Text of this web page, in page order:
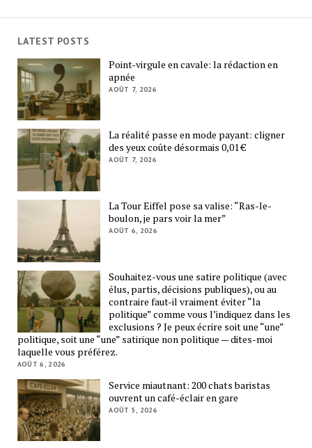
LATEST POSTS
Point-virgule en cavale: la rédaction en
apnée
AOÛT 7, 2026
La réalité passe en mode payant: cligner
des yeux coûte désormais 0,01 €
AOÛT 7, 2026
La Tour Eiffel pose sa valise: “Ras-le-
boulon, je pars voir la mer”
AOÛT 6, 2026
Souhaitez-vous une satire politique (avec
élus, partis, décisions publiques), ou au
contraire faut-il vraiment éviter “la
politique” comme vous l’indiquez dans les
exclusions ? Je peux écrire soit une “une”
politique, soit une “une” satirique non politique — dites-moi
laquelle vous préférez.
AOÛT 6, 2026
Service miautnant: 200 chats baristas
ouvrent un café-éclair en gare
AOÛT 5, 2026